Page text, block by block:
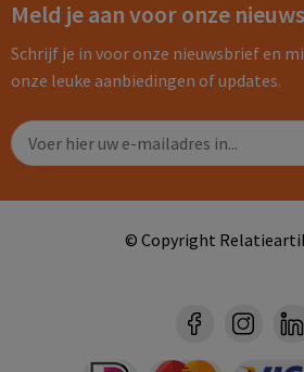
Meld je aan voor onze
Schrijf je in voor onze nieuwsbrief en
onze leuke aanbiedingen of updates.
© Copyright